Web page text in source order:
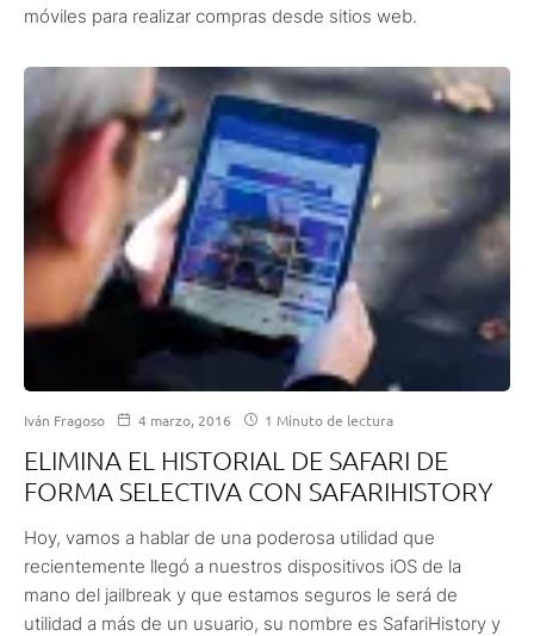
móviles para realizar compras desde sitios web.
Iván Fragoso 4 marzo, 2016 1 Minuto de lectura
ELIMINA EL HISTORIAL DE SAFARI DE
FORMA SELECTIVA CON SAFARIHISTORY
Hoy, vamos a hablar de una poderosa utilidad que
recientemente llegó a nuestros dispositivos iOS de la
mano del jailbreak y que estamos seguros le será de
utilidad a más de un usuario, su nombre es SafariHistory y